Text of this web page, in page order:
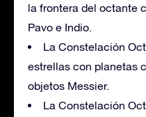
la frontera del octante
Pavo e Indio.
La Constelación
estrellas con planetas
objetos Messier.
La Constelación